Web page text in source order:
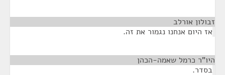
זבולון אורלב
אז היום אנחנו נגמור את זה.
היו"ר כרמל שאמה-הכהן
בסדר.